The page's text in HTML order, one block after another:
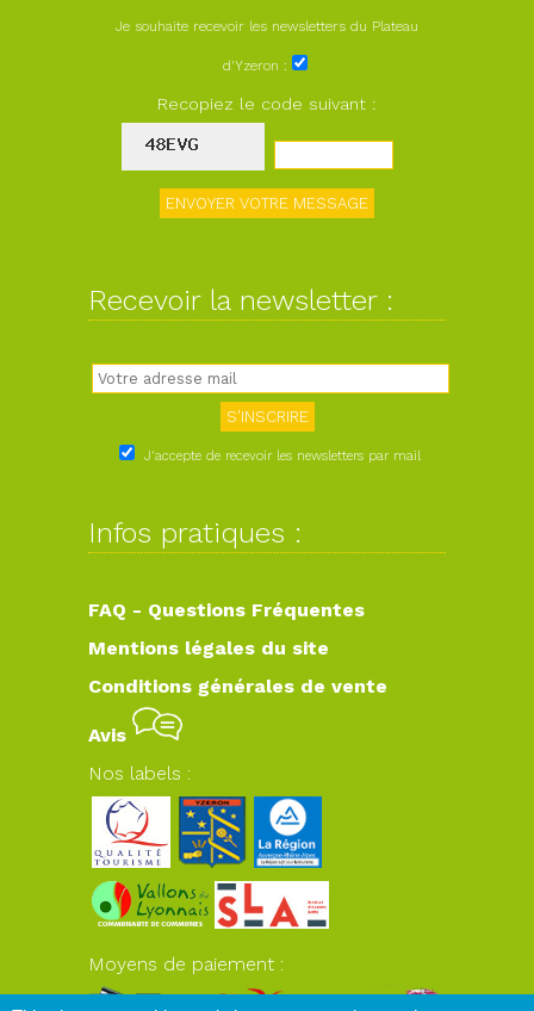
Je souhaite recevoir les newsletters du Plateau
d'Yzeron :
Recopiez le code suivant :
Recevoir la newsletter :
J'accepte de recevoir les newsletters par mail
Infos pratiques :
FAQ - Questions Fréquentes
Mentions légales du site
Conditions générales de vente
Avis
Nos labels :
Moyens de paiement :